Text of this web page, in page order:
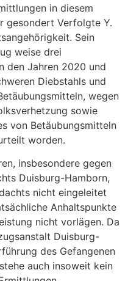
in diesem
gesondert Verfolgte Y.
Sein
weise drei
den Jah­ren 2020 und
Diebstahls und
wegen
sowie
von Betäubungsmitteln
worden.
insbesondere gegen
Duisburg-Hamborn,
nicht eingeleitet
Anhaltspunkte
nicht vorlägen. Da
Duisburg-
des Gefangenen
auch insoweit kein